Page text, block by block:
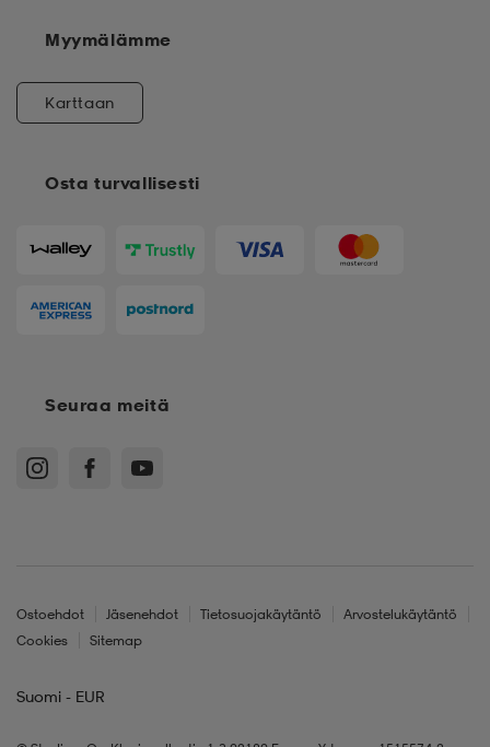
Osta turvallisesti
Myymälämme
Karttaan
Seuraa meitä
Ostoehdot Jäsenehdot Tietosuojakäytäntö
Arvostelukäytäntö
Cookies
Sitemap
Suomi - EUR